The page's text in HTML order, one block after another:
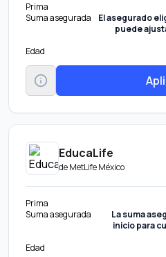
Prima
Suma asegurada
El asegurado
puede
Edad
EducaLife
deMetLife México
Prima
Suma asegurada
La suma
inicio para
Edad